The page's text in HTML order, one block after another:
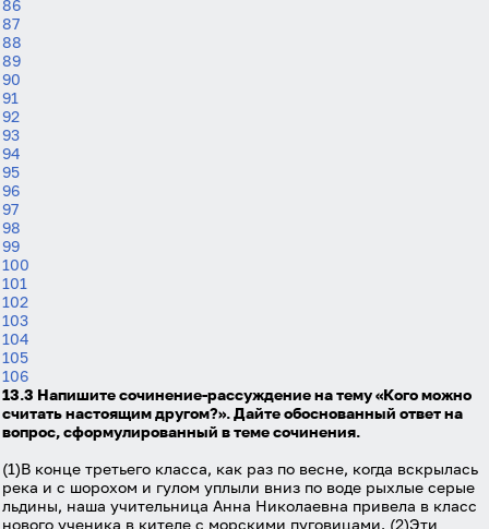
Забыли пароль?
Даю согласие наобработку своих персональных
данных
на условиях и для целей, определённых в
политике в отношении обработки персональных
данных
, а также принимаю
Пользовательское
соглашение .
86
87
88
89
90
91
92
93
94
95
96
97
98
99
100
101
102
103
104
105
106
13.3 Напишите сочинение-рассуждение на тему «Кого можно
считать настоящим другом?». Дайте обоснованный ответ на
вопрос, сформулированный в теме сочинения.
(1)В конце третьего класса, как раз по весне, когда вскрылась
река и с шорохом и гулом уплыли вниз по воде рыхлые серые
льдины, наша учительница Анна Николаевна привела в класс
нового ученика в кителе с морскими пуговицами. (2)Эти